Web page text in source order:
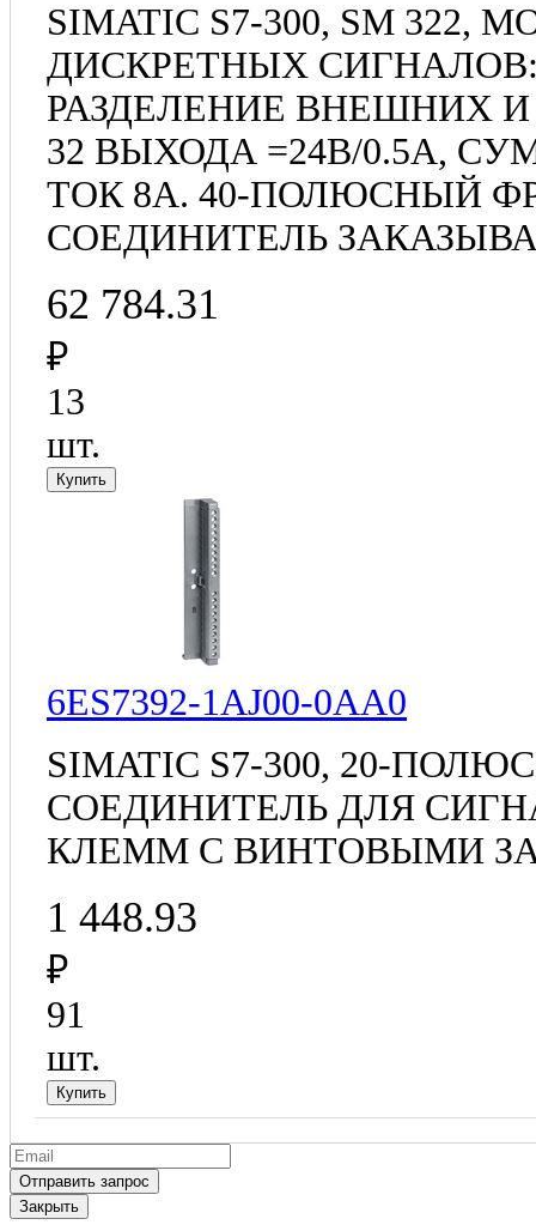
SIMATIC S7-300, SM 322,
ДИСКРЕТНЫХ
РАЗДЕЛЕНИЕ ВНЕШНИХ
32 ВЫХОДА =24В/0.5A,
ТОК 8А. 40-ПОЛЮСНЫЙ
СОЕДИНИТЕЛЬ
62 784.31
₽
13
шт.
6ES7392-1AJ00-0AA0
SIMATIC S7-300, 20-
СОЕДИНИТЕЛЬ ДЛЯ
КЛЕММ С ВИНТОВЫМИ
1 448.93
₽
91
шт.
Закрыть